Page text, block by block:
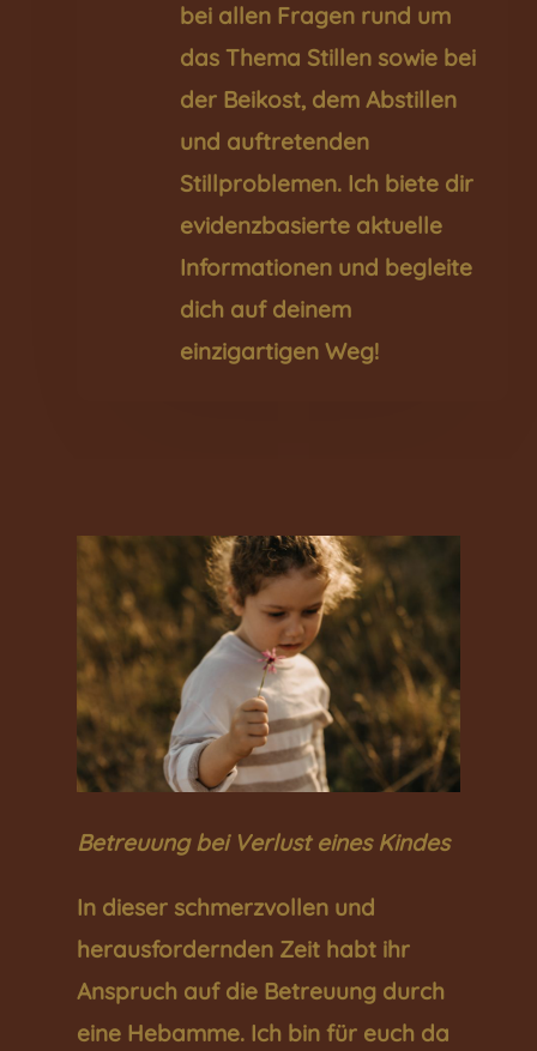
bei allen Fragen rund um
das Thema Stillen sowie bei
der Beikost, dem Abstillen
und auftretenden
Stillproblemen. Ich biete dir
evidenzbasierte aktuelle
Informationen und begleite
dich auf deinem
einzigartigen Weg!
Betreuung bei Verlust eines Kindes
In dieser schmerzvollen und
herausfordernden Zeit habt ihr
Anspruch auf die Betreuung durch
eine Hebamme. Ich bin für euch da